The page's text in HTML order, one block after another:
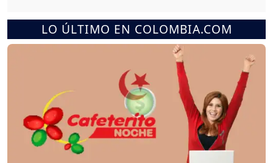
LO ÚLTIMO EN COLOMBIA.COM